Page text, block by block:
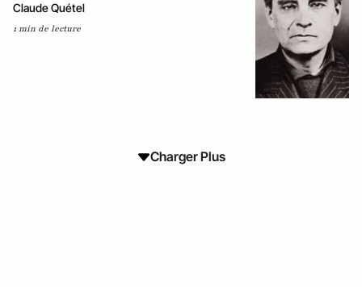
Claude Quétel
1 min de lecture
Charger Plus